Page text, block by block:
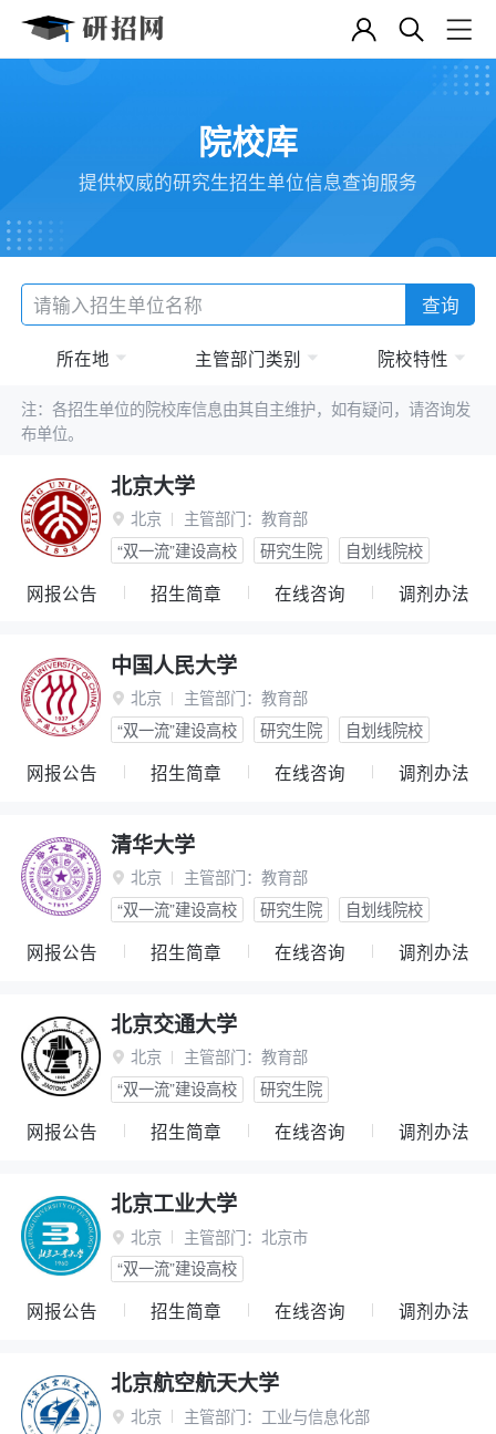
院校库
提供权威的研究生招生单位信息查询服务
查询
所在地 主管部门类别 院校特性
注：各招生单位的院校库信息由其自主维护，如有疑问，请咨询发
布单位。
北京大学
 北京 主管部门： 教育部
“双一流”建设高校
研究生院 自划线院校
网报公告 招生简章 在线咨询 调剂办法
中国人民大学
 北京 主管部门： 教育部
“双一流”建设高校
研究生院 自划线院校
网报公告 招生简章 在线咨询 调剂办法
清华大学
 北京 主管部门： 教育部
“双一流”建设高校
研究生院 自划线院校
网报公告 招生简章 在线咨询 调剂办法
北京交通大学
 北京 主管部门： 教育部
“双一流”建设高校
研究生院
网报公告 招生简章 在线咨询 调剂办法
北京工业大学
 北京 主管部门： 北京市
“双一流”建设高校
网报公告 招生简章 在线咨询 调剂办法
北京航空航天大学
 北京 主管部门： 工业与信息化部